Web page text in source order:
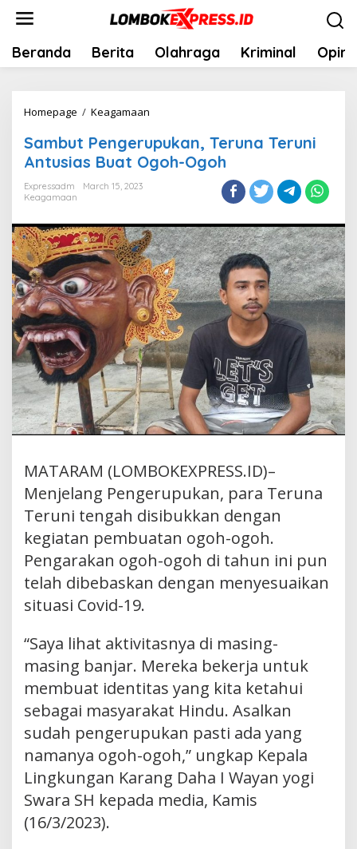
Skip
content
Beranda Berita Olahraga Kriminal Opini
Homepage / Keagamaan
Teruna
Teruni
Ogoh-
Ogoh
Sambut Pengerupukan, Teruna Teruni
Antusias Buat Ogoh-Ogoh
Expressadm
March 15, 2023
Keagamaan
MATARAM (LOMBOKEXPRESS.ID)–
Menjelang Pengerupukan, para Teruna
Teruni tengah disibukkan dengan
kegiatan pembuatan ogoh-ogoh.
Pengarakan ogoh-ogoh di tahun ini pun
telah dibebaskan dengan menyesuaikan
situasi Covid-19.
“Saya lihat aktivitasnya di masing-
masing banjar. Mereka bekerja untuk
membuat identitas yang kita ketahui
sebagai masyarakat Hindu. Asalkan
sudah pengerupukan pasti ada yang
namanya ogoh-ogoh,” ungkap Kepala
Lingkungan Karang Daha I Wayan yogi
Swara SH kepada media, Kamis
(16/3/2023).